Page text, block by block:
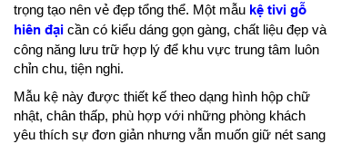
trọng tạo nên vẻ đẹp tổng thể. Một mẫu kệ tivi gỗ
hiên đại cần có kiểu dáng gọn gàng, chất liệu đẹp và
công năng lưu trữ hợp lý để khu vực trung tâm luôn
chỉn chu, tiện nghi.
Mẫu kệ này được thiết kế theo dạng hình hộp chữ
nhật, chân thấp, phù hợp với những phòng khách
yêu thích sự đơn giản nhưng vẫn muốn giữ nét sang